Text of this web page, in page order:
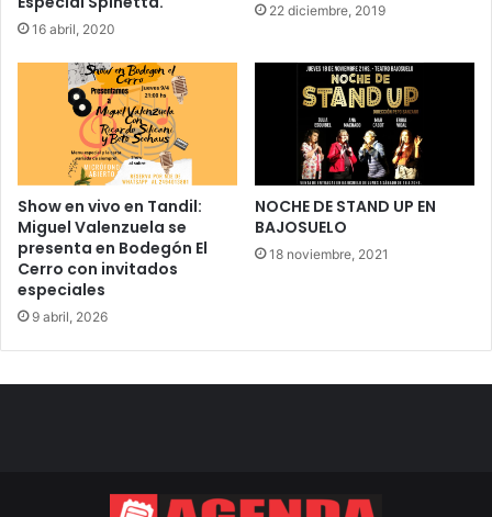
16 abril, 2020
22 diciembre, 2019
Show en vivo en Tandil:
Miguel Valenzuela se
presenta en Bodegón El
Cerro con invitados
especiales
9 abril, 2026
NOCHE DE STAND UP EN
BAJOSUELO
18 noviembre, 2021